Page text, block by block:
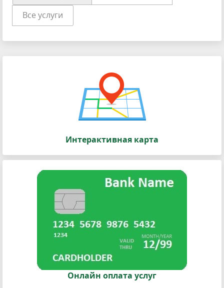
Все услуги
Интерактивная карта
Онлайн оплата услуг